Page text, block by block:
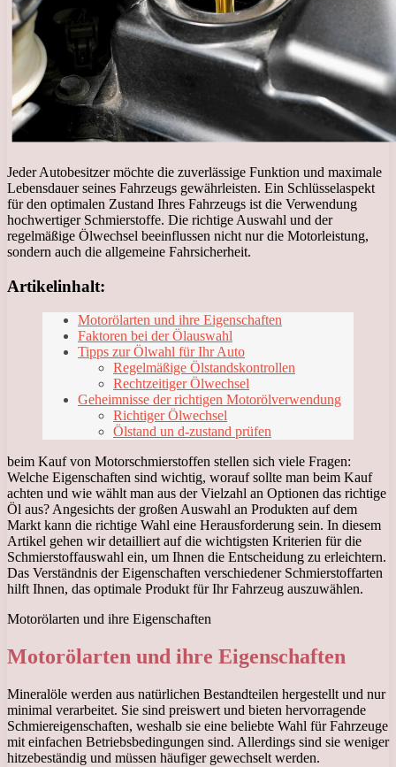
Jeder Autobesitzer möchte die zuverlässige Funktion und maximale
Lebensdauer seines Fahrzeugs gewährleisten. Ein Schlüsselaspekt
für den optimalen Zustand Ihres Fahrzeugs ist die Verwendung
hochwertiger Schmierstoffe. Die richtige Auswahl und der
regelmäßige Ölwechsel beeinflussen nicht nur die Motorleistung,
sondern auch die allgemeine Fahrsicherheit.
Artikelinhalt:
Motorölarten und ihre Eigenschaften
Faktoren bei der Ölauswahl
Tipps zur Ölwahl für Ihr Auto
Regelmäßige Ölstandskontrollen
Rechtzeitiger Ölwechsel
Geheimnisse der richtigen Motorölverwendung
Richtiger Ölwechsel
Ölstand un d-zustand prüfen
beim Kauf von Motorschmierstoffen stellen sich viele Fragen:
Welche Eigenschaften sind wichtig, worauf sollte man beim Kauf
achten und wie wählt man aus der Vielzahl an Optionen das richtige
Öl aus? Angesichts der großen Auswahl an Produkten auf dem
Markt kann die richtige Wahl eine Herausforderung sein. In diesem
Artikel gehen wir detailliert auf die wichtigsten Kriterien für die
Schmierstoffauswahl ein, um Ihnen die Entscheidung zu erleichtern.
Das Verständnis der Eigenschaften verschiedener Schmierstoffarten
hilft Ihnen, das optimale Produkt für Ihr Fahrzeug auszuwählen.
Motorölarten und ihre Eigenschaften
Motorölarten und ihre Eigenschaften
Mineralöle werden aus natürlichen Bestandteilen hergestellt und nur
minimal verarbeitet. Sie sind preiswert und bieten hervorragende
Schmiereigenschaften, weshalb sie eine beliebte Wahl für Fahrzeuge
mit einfachen Betriebsbedingungen sind. Allerdings sind sie weniger
hitzebeständig und müssen häufiger gewechselt werden.